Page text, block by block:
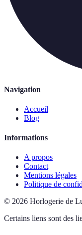
Navigation
Accueil
Blog
Informations
A propos
Contact
Mentions légales
Politique de
© 2026 Horlogerie de
Certains liens sont des